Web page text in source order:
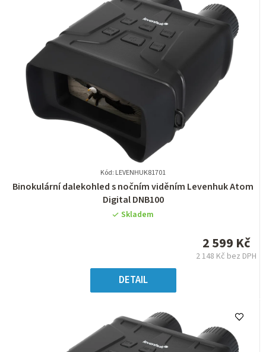
Kód: LEVENHUK81701
Průměrné
hodnocení
produktu
hvězdiček.
Binokulární dalekohled s nočním viděním Levenhuk Atom
Digital DNB100
Skladem
2 599 Kč
2 148 Kč bez DPH
DETAIL